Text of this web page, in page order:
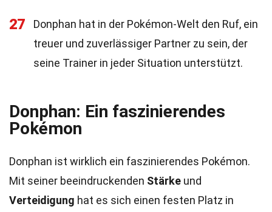
27
Donphan hat in der Pokémon-Welt den Ruf, ein
treuer und zuverlässiger Partner zu sein, der
seine Trainer in jeder Situation unterstützt.
Donphan: Ein faszinierendes
Pokémon
Donphan ist wirklich ein faszinierendes Pokémon.
Mit seiner beeindruckenden Stärke und
Verteidigung hat es sich einen festen Platz in